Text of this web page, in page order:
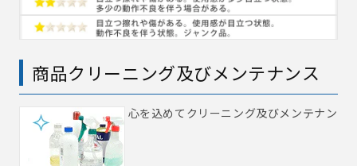
商品クリーニング及びメンテナンス
心を込めてクリーニング及びメンテナン